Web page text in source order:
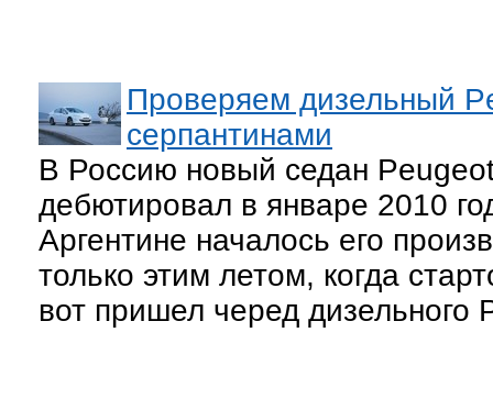
Проверяем дизельный
серпантинами
В Россию новый седан
дебютировал в январе 2010
Аргентине началось его
только этим летом, когда
вот пришел черед дизельного